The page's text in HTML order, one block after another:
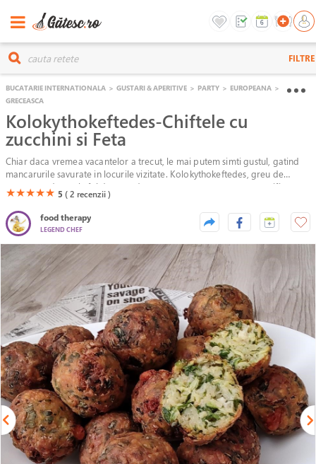
FILTRE
BUCATARIE INTERNATIONALA > GUSTARI & APERITIVE > PARTY > EUROPEANA >
GRECEASCA
Kolokythokeftedes-Chiftele cu
zucchini si Feta
Chiar daca vremea vacantelor a trecut, le mai putem simti gustul, gatind
mancarurile savurate in locurile vizitate. Kolokythokeftedes, greu de
pronuntat dar nu la fel de greu de preparat, este o mancare specifica
bucatariei grecesti, servita ca si aperitiv alaturi de sos Tzatziki, in tavernele
si restaurantele din insulele grecesti. Zucchini razuiti, amestecati cu ierburi
aromatice si branza Feta, modelati sub forme de bile si prajiti in baie de
ulei. Kolokythokeftedes trebuie sa fie rumene, cu exterior crocant si
interioul pufos.
(*)
★(*)
★(*)
★(*)
★(*)
★ 5 ( 2 recenzii )
food therapy
LEGEND CHEF